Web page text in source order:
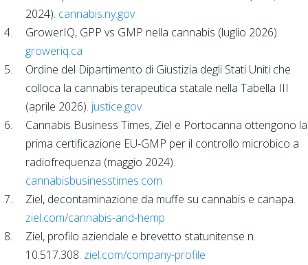
2024). cannabis.ny.gov
GrowerIQ, GPP vs GMP nella cannabis (luglio 2026).
groweriq.ca
Ordine del Dipartimento di Giustizia degli Stati Uniti che
colloca la cannabis terapeutica statale nella Tabella III
(aprile 2026). justice.gov
Cannabis Business Times, Ziel e Portocanna ottengono la
prima certificazione EU-GMP per il controllo microbico a
radiofrequenza (maggio 2024).
cannabisbusinesstimes.com
Ziel, decontaminazione da muffe su cannabis e canapa.
ziel.com/cannabis-and-hemp
Ziel, profilo aziendale e brevetto statunitense n.
10.517.308. ziel.com/company-profile